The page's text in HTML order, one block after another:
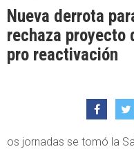
Nueva derrota
rechaza
pro reactivación
os jornadas se tomó la